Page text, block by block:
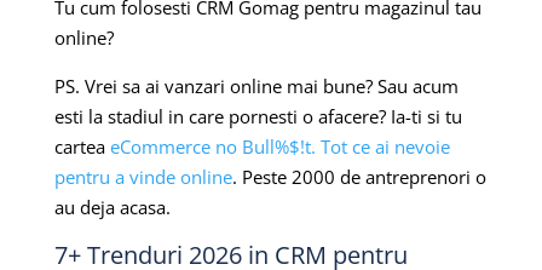
Tu cum folosesti CRM Gomag pentru magazinul tau
online?
PS. Vrei sa ai vanzari online mai bune? Sau acum
esti la stadiul in care pornesti o afacere? Ia-ti si tu
cartea eCommerce no Bull%$!t. Tot ce ai nevoie
pentru a vinde online. Peste 2000 de antreprenori o
au deja acasa.
7+ Trenduri 2026 in CRM pentru